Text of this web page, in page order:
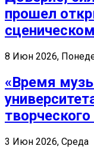
прошел
8 Июн 2026,
«Время
3 Июн 2026, Среда